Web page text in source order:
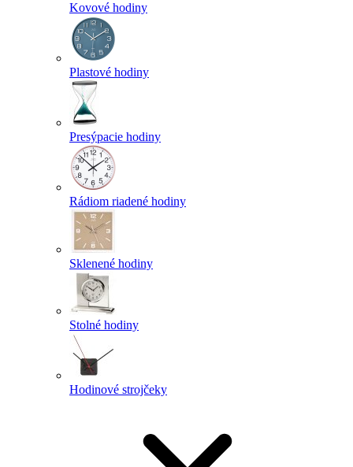
Kovové hodiny
Plastové hodiny
Presýpacie hodiny
Rádiom riadené hodiny
Sklenené hodiny
Stolné hodiny
Hodinové strojčeky